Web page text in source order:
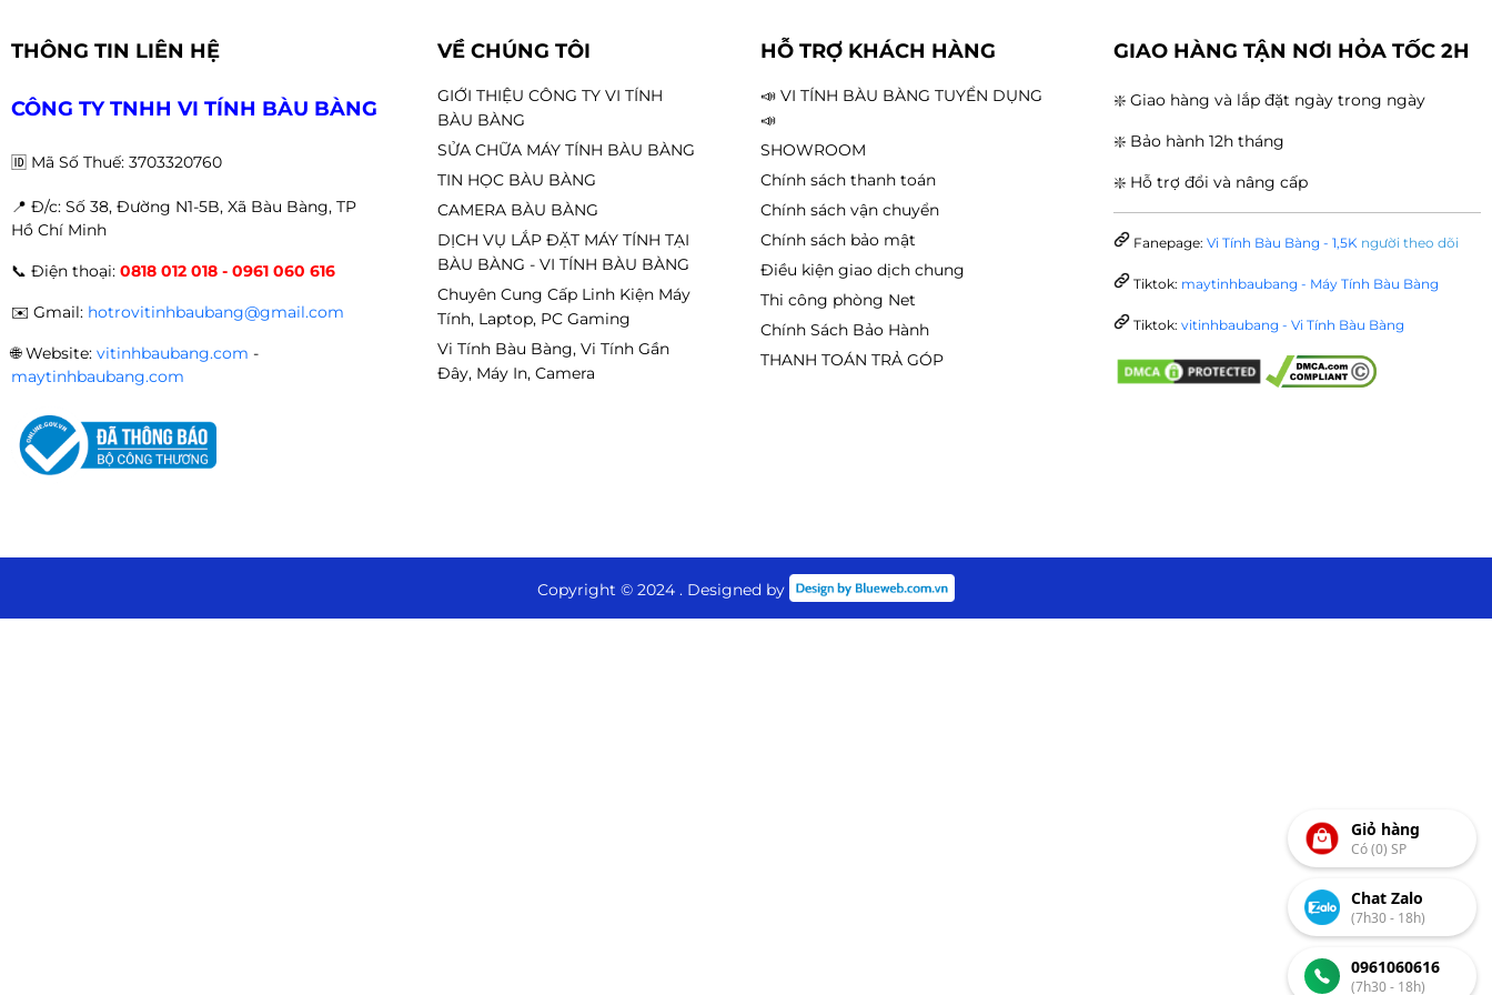
THÔNG TIN LIÊN HỆ
CÔNG TY TNHH VI TÍNH BÀU BÀNG
🆔 Mã Số Thuế: 3703320760
📍 Đ/c: Số 38, Đường N1-5B, Xã Bàu Bàng, TP
Hồ Chí Minh
📞 Điện thoại: 0818 012 018 - 0961 060 616
✉️ Gmail: hotrovitinhbaubang@gmail.com
🌐Website: vitinhbaubang.com -
maytinhbaubang.com
VỀ CHÚNG TÔI
GIỚI THIỆU CÔNG TY VI TÍNH
BÀU BÀNG
SỬA CHỮA MÁY TÍNH BÀU BÀNG
TIN HỌC BÀU BÀNG
CAMERA BÀU BÀNG
DỊCH VỤ LẮP ĐẶT MÁY TÍNH TẠI
BÀU BÀNG - VI TÍNH BÀU BÀNG
Chuyên Cung Cấp Linh Kiện Máy
Tính, Laptop, PC Gaming
Vi Tính Bàu Bàng, Vi Tính Gần
Đây, Máy In, Camera
HỖ TRỢ KHÁCH HÀNG
📣 VI TÍNH BÀU BÀNG TUYỂN DỤNG
📣
SHOWROOM
Chính sách thanh toán
Chính sách vận chuyển
Chính sách bảo mật
Điều kiện giao dịch chung
Thi công phòng Net
Chính Sách Bảo Hành
THANH TOÁN TRẢ GÓP
GIAO HÀNG TẬN NƠI HỎA TỐC 2H
❇️ Giao hàng và lắp đặt ngày trong ngày
❇️ Bảo hành 12h tháng
❇️ Hỗ trợ đổi và nâng cấp
Fanepage: Vi Tính Bàu Bàng - 1,5K người theo dõi
Tiktok: maytinhbaubang - Máy Tính Bàu Bàng
Tiktok: vitinhbaubang - Vi Tính Bàu Bàng
Copyright © 2024 . Designed by
Giỏ hàng
Có (0) SP
Chat Zalo
(7h30 - 18h)
0961060616
(7h30 - 18h)